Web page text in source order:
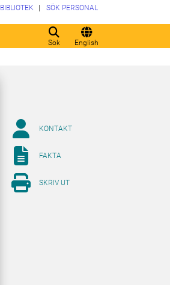
Sök English
BIBLIOTEK SÖK PERSONAL
KONTAKT
FAKTA
SKRIV UT